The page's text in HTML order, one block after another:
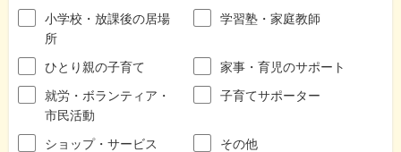
小学校・放課後の居場
所
学習塾・家庭教師
ひとり親の子育て
家事・育児のサポート
就労・ボランティア・
市民活動
子育てサポーター
ショップ・サービス その他